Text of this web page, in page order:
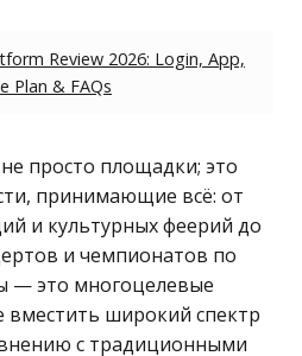
Review 2026: Login, App,
Plan & FAQs
просто площадки; это
принимающие всё: от
и культурных феерий до
и чемпионатов по
— это многоцелевые
широкий спектр
с традиционными